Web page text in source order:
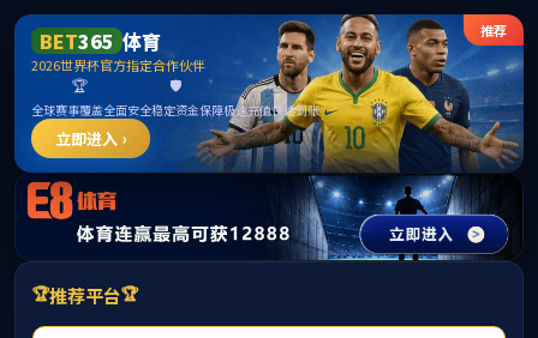
2007so太阳集团(中国)股份有限公司
请输入验证码下载附件